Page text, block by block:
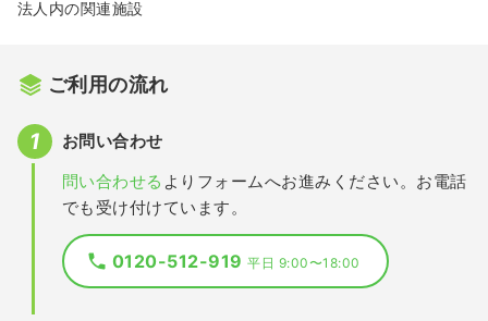
法人内の関連施設
ご利用の流れ
お問い合わせ
問い合わせる よりフォームへお進みください。お電話
でも受け付けています。
0120-512-919平日 9:00〜18:00